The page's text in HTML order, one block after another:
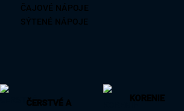
ČAJOVÉ NÁPOJE
SÝTENÉ NÁPOJE
ČERSTVÉ A
KORENIE